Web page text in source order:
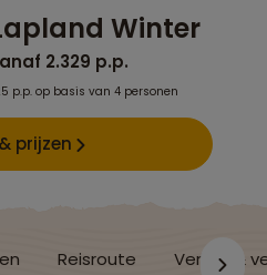
Winter
2.329 p.p.
p.p. op basis van 4 personen
prijzen
Reisroute Verblijf &